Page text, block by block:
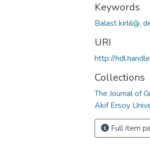
Keywords
Balast kirliliği,
URI
http://
Collections
The Journal of
Akif Ersoy
Full item